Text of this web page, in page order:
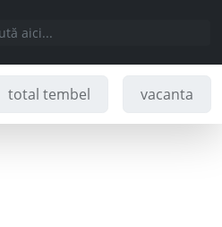
total tembel vacanta